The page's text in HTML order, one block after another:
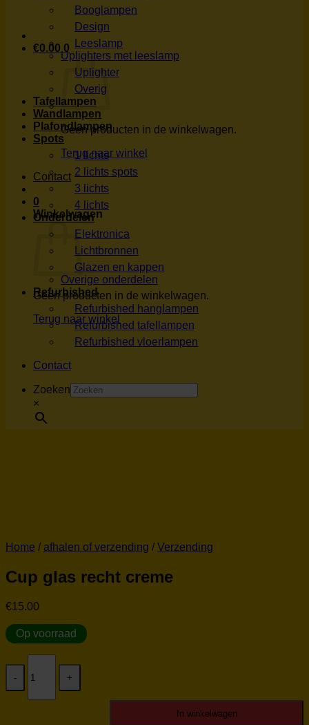
€0.00 0
Geen producten in de winkelwagen.
Terug naar winkel
Contact
0
Winkelwagen
Geen producten in de winkelwagen.
Terug naar winkel
Booglampen
Design
Leeslamp
Uplighters met leeslamp
Uplighter
Overig
Tafellampen
Wandlampen
Plafondlampen
Spots
1 lichts
2 lichts spots
3 lichts
4 lichts
Onderdelen
Elektronica
Lichtbronnen
Glazen en kappen
Overige onderdelen
Refurbished
Refurbished hanglampen
Refurbished tafellampen
Refurbished vloerlampen
Contact
Zoeken
×
Home / afhalen of verzending / Verzending
Cup glas recht creme
€15.00
Op voorraad
glas
recht
creme
In winkelwagen